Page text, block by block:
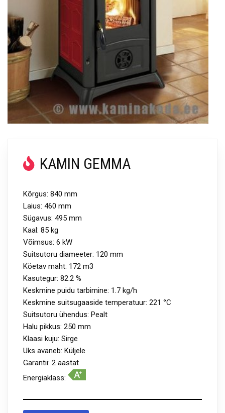
KAMIN GEMMA
Kõrgus: 840 mm
Laius: 460 mm
Sügavus: 495 mm
Kaal: 85 kg
Võimsus: 6 kW
Suitsutoru diameeter: 120 mm
Köetav maht: 172 m3
Kasutegur: 82.2 %
Keskmine puidu tarbimine: 1.7 kg/h
Keskmine suitsugaaside temperatuur: 221 °C
Suitsutoru ühendus: Pealt
Halu pikkus: 250 mm
Klaasi kuju: Sirge
Uks avaneb: Küljele
Garantii: 2 aastat
Energiaklass: